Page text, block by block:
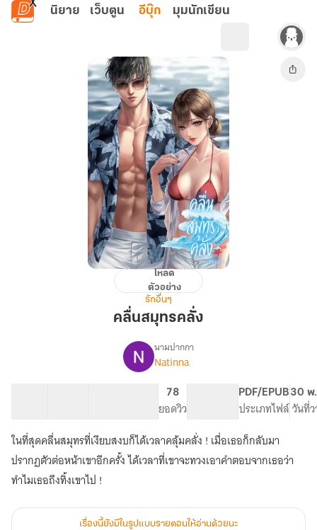
ข้ามไปยังเนื้อหาหลัก
นิยาย เว็บตูน อีบุ๊ก มุมนักเขียน
โหลด
ตัวอย่าง
รักอื่นๆ
คลื่นสมุทรคลั่ง
เรื่อง
สมุทร
คลั่ง
นามปากกา
Natinna
78
ยอดวิว
PDF/EPUB
ประเภทไฟล์
30 พ
วันที่
ในที่สุดคลื่นสมุทรที่เงียบสงบก็ได้เวลาคลุ้มคลั่ง ! เมื่อเธอก็กลับมา
ปรากฏตัวต่อหน้าเขาอีกครั้ง ได้เวลาที่เขาจะทวงเอาคำตอบจากเธอว่า
ทำไมเธอถึงทิ้งเขาไป !
เรื่องนี้ยังมีในรูปแบบรายตอนให้อ่านด้วยนะ